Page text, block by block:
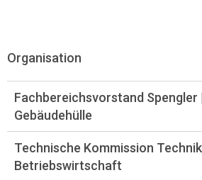
Organisation
Fachbereichsvorstand Spengler |
Gebäudehülle
Technische Kommission
Betriebswirtschaft